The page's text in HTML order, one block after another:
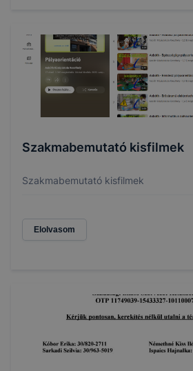
Szakmabemutató kisfilmek
Szakmabemutató kisfilmek
Elolvasom